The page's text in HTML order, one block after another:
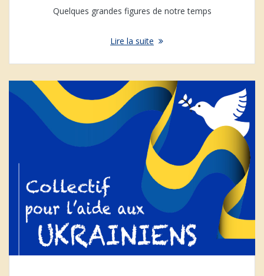
Quelques grandes figures de notre temps
Lire la suite